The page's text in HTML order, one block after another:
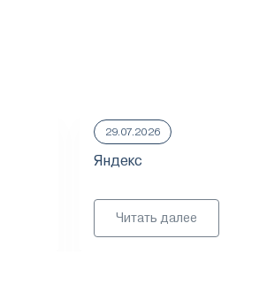
29.07.2026
Яндекс
Читать далее